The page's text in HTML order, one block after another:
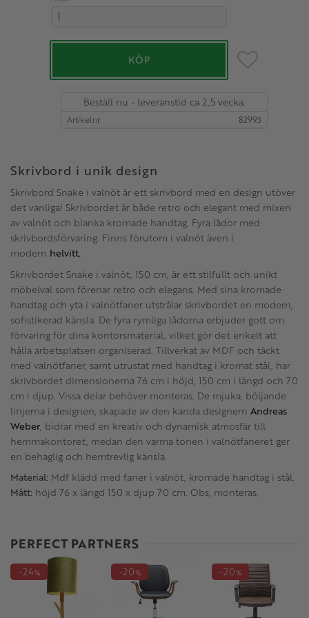
KÖP Lägg till i
Beställ nu - leveranstid ca 2,5 vecka.
Artikelnr 82993
Skrivbord i unik design
Skrivbord Snake i valnöt är ett skrivbord med en design utöver
det vanliga! Skrivbordet är både retro och elegant med mixen
av valnöt och blanka kromade handtag. Fyra lådor med
skrivbordsförvaring. Finns förutom i valnöt även i
modern helvitt.
Skrivbordet Snake i valnöt, 150 cm, är ett stilfullt och unikt
möbelval som förenar retro och elegans. Med sina kromade
handtag och yta i valnötfaner utstrålar skrivbordet en modern,
sofistikerad känsla. De fyra rymliga lådorna erbjuder gott om
förvaring för dina kontorsmaterial, vilket gör det enkelt att
hålla arbetsplatsen organiserad. Tillverkat av MDF och täckt
med valnötfaner, samt utrustat med handtag i kromat stål, har
skrivbordet dimensionerna 76 cm i höjd, 150 cm i längd och 70
cm i djup. Vissa delar behöver monteras. De mjuka, böljande
linjerna i designen, skapade av den kända designern Andreas
Weber, bidrar med en kreativ och dynamisk atmosfär till
hemmakontoret, medan den varma tonen i valnötfaneret ger
en behaglig och hemtrevlig känsla.
Material: Mdf klädd med faner i valnöt, kromade handtag i stål.
Mått: höjd 76 x längd 150 x djup 70 cm. Obs, monteras.
PERFECT PARTNERS
24% 20% 20%